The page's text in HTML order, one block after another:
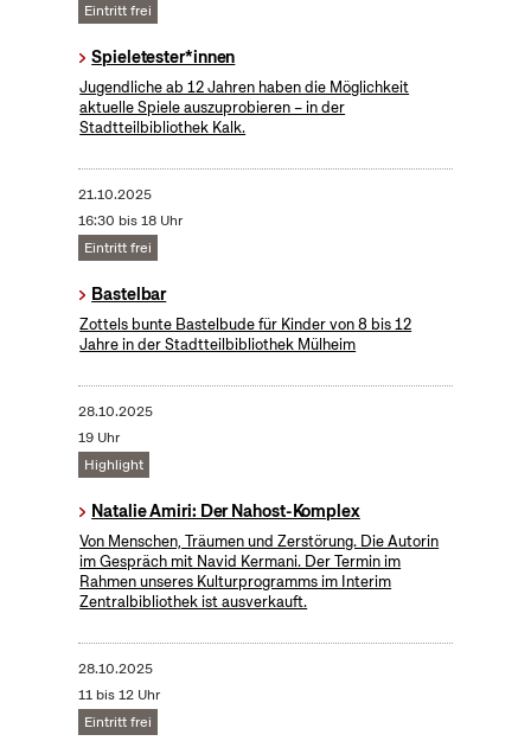
Eintritt frei
Spieletester*innen
Jugendliche ab 12 Jahren haben die Möglichkeit
aktuelle Spiele auszuprobieren – in der
Stadtteilbibliothek Kalk.
21.10.2025
16:30 bis 18 Uhr
Eintritt frei
Bastelbar
Zottels bunte Bastelbude für Kinder von 8 bis 12
Jahre in der Stadtteilbibliothek Mülheim
28.10.2025
19 Uhr
Highlight
Natalie Amiri: Der Nahost-Komplex
Von Menschen, Träumen und Zerstörung. Die Autorin
im Gespräch mit Navid Kermani. Der Termin im
Rahmen unseres Kulturprogramms im Interim
Zentralbibliothek ist ausverkauft.
28.10.2025
11 bis 12 Uhr
Eintritt frei